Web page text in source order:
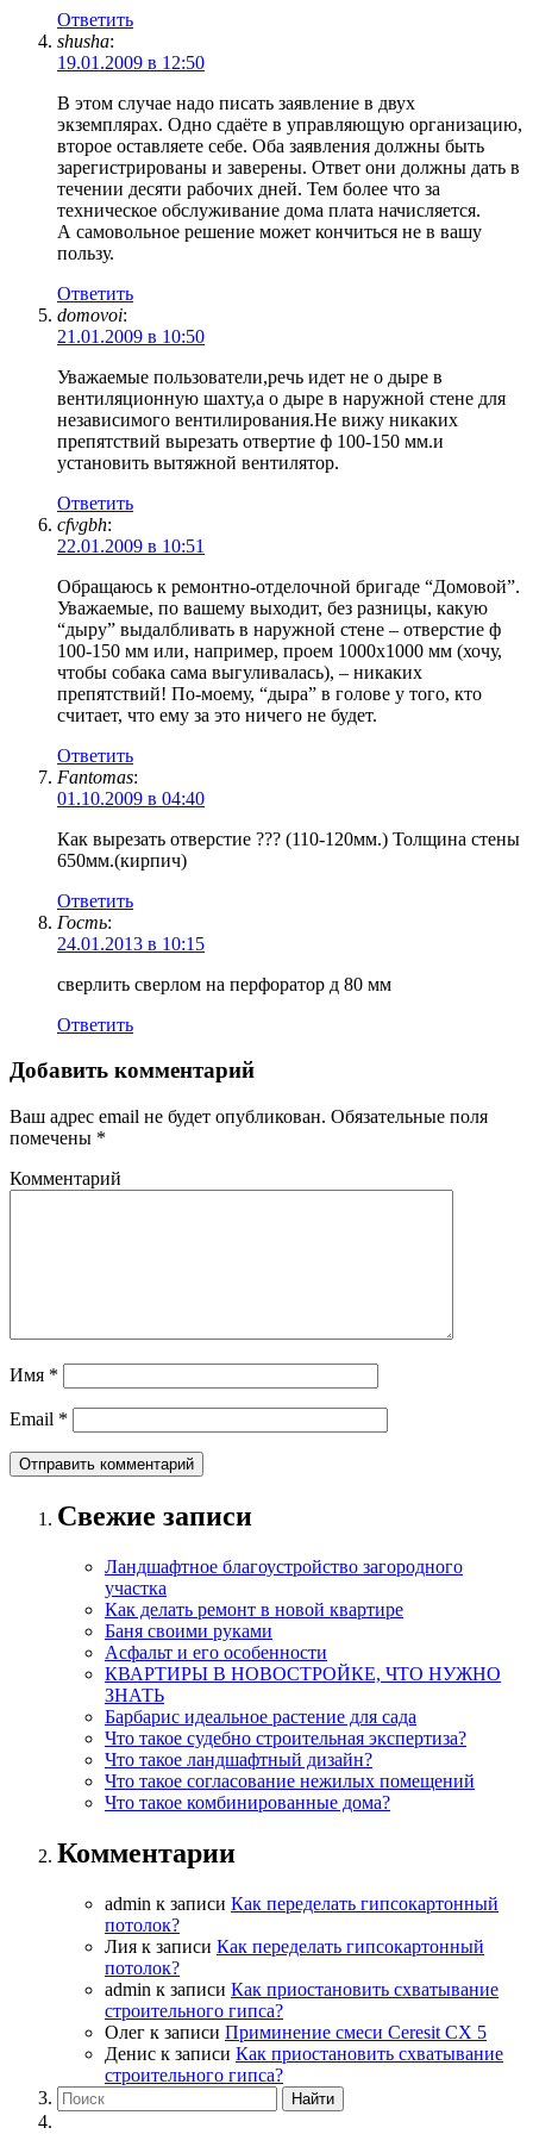
Ответить
shusha:
19.01.2009 в 12:50
В этом случае надо писать заявление в двух
экземплярах. Одно сдаёте в управляющую организацию,
второе оставляете себе. Оба заявления должны быть
зарегистрированы и заверены. Ответ они должны дать в
течении десяти рабочих дней. Тем более что за
техническое обслуживание дома плата начисляется.
А самовольное решение может кончиться не в вашу
пользу.
Ответить
domovoi:
21.01.2009 в 10:50
Уважаемые пользователи,речь идет не о дыре в
вентиляционную шахту,а о дыре в наружной стене для
независимого вентилирования.Не вижу никаких
препятствий вырезать отвертие ф 100-150 мм.и
установить вытяжной вентилятор.
Ответить
cfvgbh:
22.01.2009 в 10:51
Обращаюсь к ремонтно-отделочной бригаде “Домовой”.
Уважаемые, по вашему выходит, без разницы, какую
“дыру” выдалбливать в наружной стене – отверстие ф
100-150 мм или, например, проем 1000х1000 мм (хочу,
чтобы собака сама выгуливалась), – никаких
препятствий! По-моему, “дыра” в голове у того, кто
считает, что ему за это ничего не будет.
Ответить
Fantomas:
01.10.2009 в 04:40
Как вырезать отверстие ??? (110-120мм.) Толщина стены
650мм.(кирпич)
Ответить
Гость:
24.01.2013 в 10:15
сверлить сверлом на перфоратор д 80 мм
Ответить
Добавить комментарий
Ваш адрес email не будет опубликован. Обязательные поля
помечены *
Комментарий
Имя *
Email *
Свежие записи
Ландшафтное благоустройство загородного
участка
Как делать ремонт в новой квартире
Баня своими руками
Асфальт и его особенности
КВАРТИРЫ В НОВОСТРОЙКЕ, ЧТО НУЖНО
ЗНАТЬ
Барбарис идеальное растение для сада
Что такое судебно строительная экспертиза?
Что такое ландшафтный дизайн?
Что такое согласование нежилых помещений
Что такое комбинированные дома?
Комментарии
admin к записи Как переделать гипсокартонный
потолок?
Лия к записи Как переделать гипсокартонный
потолок?
admin к записи Как приостановить схватывание
строительного гипса?
Олег к записи Приминение смеси Ceresit СХ 5
Денис к записи Как приостановить схватывание
строительного гипса?